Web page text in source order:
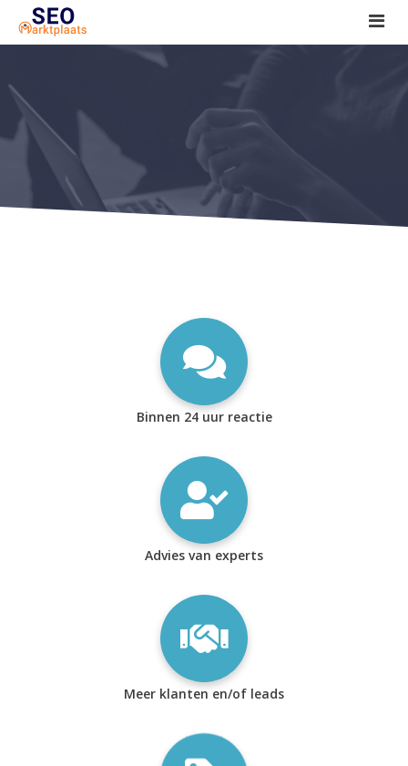
SEO tools reviews
Marketeer bij jou in de buurt?
Offerte
1. Seo voor beginners +
2. Onderzoeken +
Binnen 24 uur reactie
Advies van experts
Meer klanten en/of leads